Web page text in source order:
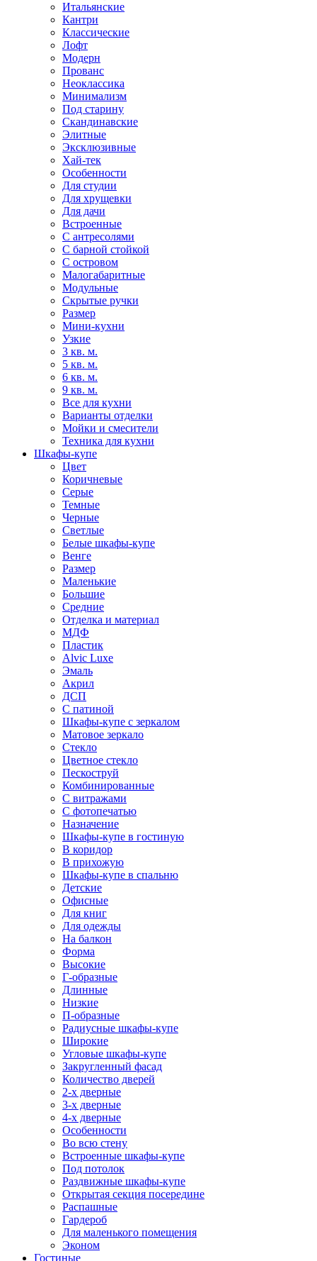
Итальянские
Кантри
Классические
Лофт
Модерн
Прованс
Неоклассика
Минимализм
Под старину
Скандинавские
Элитные
Эксклюзивные
Хай-тек
Особенности
Для студии
Для хрущевки
Для дачи
Встроенные
С антресолями
С барной стойкой
С островом
Малогабаритные
Модульные
Скрытые ручки
Размер
Мини-кухни
Узкие
3 кв. м.
5 кв. м.
6 кв. м.
9 кв. м.
Все для кухни
Варианты отделки
Мойки и смесители
Техника для кухни
Шкафы-купе
Цвет
Коричневые
Серые
Темные
Черные
Светлые
Белые шкафы-купе
Венге
Размер
Маленькие
Большие
Средние
Отделка и материал
МДФ
Пластик
Alvic Luxe
Эмаль
Акрил
ДСП
С патиной
Шкафы-купе с зеркалом
Матовое зеркало
Стекло
Цветное стекло
Пескоструй
Комбинированные
С витражами
С фотопечатью
Назначение
Шкафы-купе в гостиную
В коридор
В прихожую
Шкафы-купе в спальню
Детские
Офисные
Для книг
Для одежды
На балкон
Форма
Высокие
Г-образные
Длинные
Низкие
П-образные
Радиусные шкафы-купе
Широкие
Угловые шкафы-купе
Закругленный фасад
Количество дверей
2-х дверные
3-х дверные
4-х дверные
Особенности
Во всю стену
Встроенные шкафы-купе
Под потолок
Раздвижные шкафы-купе
Открытая секция посередине
Распашные
Гардероб
Для маленького помещения
Эконом
Гостиные